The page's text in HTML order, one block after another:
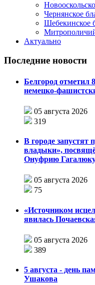
Чернянское
Шебекинское
Митрополичий
Актуально
Последние новости
Белгород отметил
немецко-
05 августа 2026
319
В городе запустят
владыки»,
Онуфрию
05 августа 2026
75
«Источником
явилась
05 августа 2026
389
5 августа - день
Ушакова